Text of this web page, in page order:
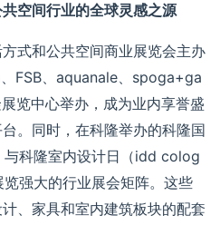
空间行业的全球灵感之源
式和公共空间商业展览会主办
、 FSB、 aquanale、 spoga+ga
览中心举办 ，成为业内享誉盛
。同时，在科隆举办的科隆国
与科隆室内设计日 （idd colog
览强大的行业展会矩阵。 这些
、家具和室内建筑板块的配套